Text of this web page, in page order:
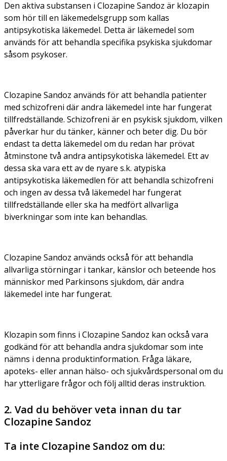
Den aktiva substansen i Clozapine Sandoz är klozapin
som hör till en läkemedelsgrupp som kallas
antipsykotiska läkemedel. Detta är läkemedel som
används för att behandla specifika psykiska sjukdomar
såsom psykoser.
Clozapine Sandoz används för att behandla patienter
med schizofreni där andra läkemedel inte har fungerat
tillfredställande. Schizofreni är en psykisk sjukdom, vilken
påverkar hur du tänker, känner och beter dig. Du bör
endast ta detta läkemedel om du redan har prövat
åtminstone två andra antipsykotiska läkemedel. Ett av
dessa ska vara ett av de nyare s.k. atypiska
antipsykotiska läkemedlen för att behandla schizofreni
och ingen av dessa två läkemedel har fungerat
tillfredställande eller ska ha medfört allvarliga
biverkningar som inte kan behandlas.
Clozapine Sandoz används också för att behandla
allvarliga störningar i tankar, känslor och beteende hos
människor med Parkinsons sjukdom, där andra
läkemedel inte har fungerat.
Klozapin som finns i Clozapine Sandoz kan också vara
godkänd för att behandla andra sjukdomar som inte
nämns i denna produktinformation. Fråga läkare,
apoteks- eller annan hälso- och sjukvårdspersonal om du
har ytterligare frågor och följ alltid deras instruktion.
2. Vad du behöver veta innan du tar
Clozapine Sandoz
Ta inte Clozapine Sandoz om du: